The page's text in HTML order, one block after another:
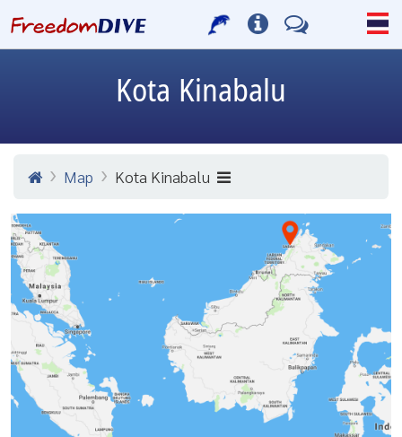
Kota Kinabalu
Map Kota Kinabalu